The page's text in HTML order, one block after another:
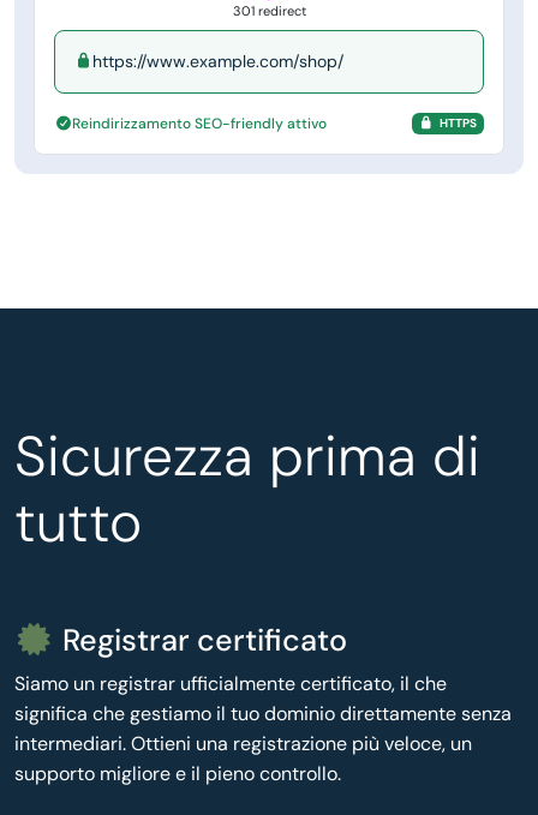
301 redirect
https://www.example.com/shop/
Reindirizzamento SEO-friendly attivo HTTPS
Sicurezza prima di
tutto
Registrar certificato
Siamo un registrar ufficialmente certificato, il che
significa che gestiamo il tuo dominio direttamente senza
intermediari. Ottieni una registrazione più veloce, un
supporto migliore e il pieno controllo.